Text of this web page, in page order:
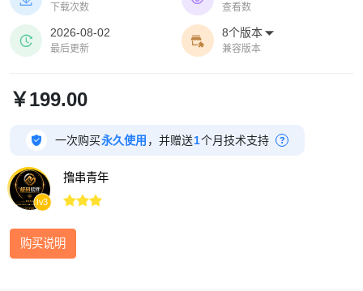
下载次数 查看数

2026-08-02
最后更新

8个版本 
兼容版本
￥199.00
 一次购买永久使用 ，并赠送1个月技术支持 ?
lv3
撸串青年

购买说明